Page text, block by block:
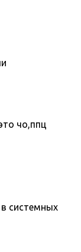
чо,ппц
системных